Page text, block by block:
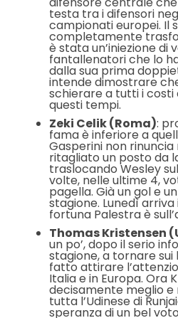
testa tra i difensori
campionati europei. Il
completamente
è stata un’iniezione di
fantallenatori che lo
dalla sua prima
intende dimostrare
schierare a tutti i costi
questi tempi.
Zeki Celik (Roma):
fama è inferiore a
Gasperini non rinuncia
ritagliato un posto da
traslocando Wesley
volte, nelle ultime 4,
pagella. Già un gol e
stagione. Lunedì arriva
fortuna Palestra è
Thomas Kristensen
un po’, dopo il serio
stagione, a tornare sui
fatto attirare
Italia e in Europa. Ora
decisamente meglio
tutta l’Udinese di
speranza di un bel